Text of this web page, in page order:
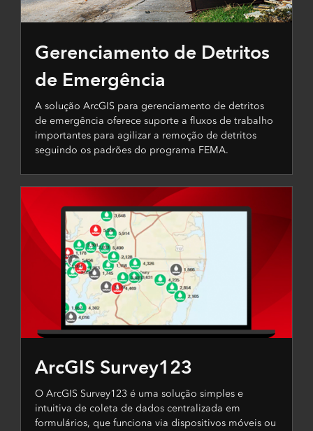
Gerenciamento de Detritos
de Emergência
A solução ArcGIS para gerenciamento de detritos
de emergência oferece suporte a fluxos de trabalho
importantes para agilizar a remoção de detritos
seguindo os padrões do programa FEMA.
ArcGIS Survey123
O ArcGIS Survey123 é uma solução simples e
intuitiva de coleta de dados centralizada em
formulários, que funciona via dispositivos móveis ou